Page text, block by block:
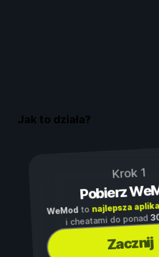
Jak to działa?
Krok 1
Pobierz
WeModto najlepsza
i cheatami do ponad
Zacznij